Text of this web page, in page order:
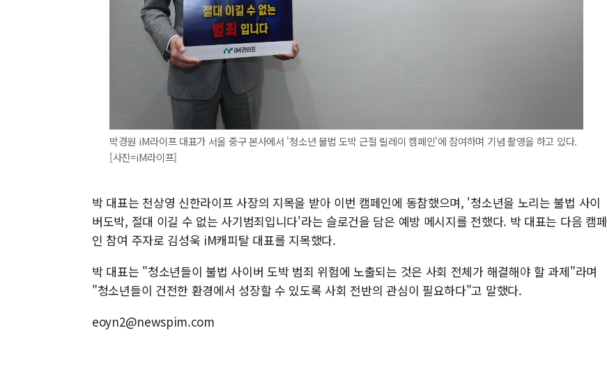
박경원 iM라이프 대표가 서울 중구 본사에서 '청소년 불법 도박 근절 릴레이 캠페인'에 참여하며 기념 촬영을 하고 있다.
[사진=iM라이프]
박 대표는 천상영 신한라이프 사장의 지목을 받아 이번 캠페인에 동참했으며, '청소년을 노리는 불법 사이
버도박, 절대 이길 수 없는 사기범죄입니다'라는 슬로건을 담은 예방 메시지를 전했다. 박 대표는 다음 캠페
인 참여 주자로 김성욱 iM캐피탈 대표를 지목했다.
박 대표는 "청소년들이 불법 사이버 도박 범죄 위험에 노출되는 것은 사회 전체가 해결해야 할 과제"라며
"청소년들이 건전한 환경에서 성장할 수 있도록 사회 전반의 관심이 필요하다"고 말했다.
eoyn2@newspim.com